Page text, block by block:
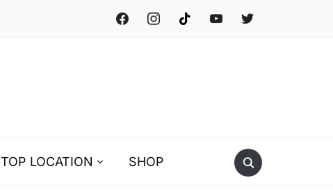
facebook instagramtiktok youtube twitter
TOP LOCATION SHOP